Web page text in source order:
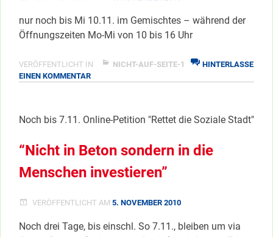
nur noch bis Mi 10.11. im Gemischtes – während der
Öffnungszeiten Mo-Mi von 10 bis 16 Uhr
VERÖFFENTLICHT IN NICHT-AUF-SEITE-1
HINTERLASSE
EINEN KOMMENTARZU
Noch bis 7.11. Online-Petition "Rettet die Soziale Stadt"
“Nicht in Beton sondern in die
Menschen investieren”
VERÖFFENTLICHT AM 5. NOVEMBER 2010
Noch drei Tage, bis einschl. So 7.11., bleiben um via